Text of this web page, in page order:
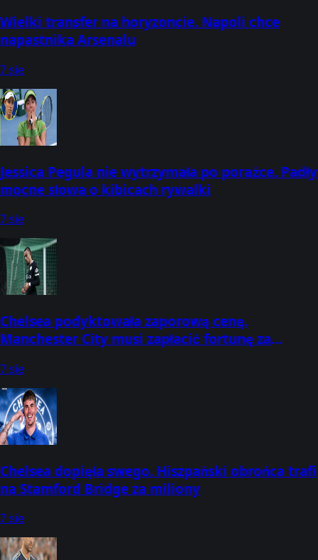
Wielki transfer na horyzoncie. Napoli chce
napastnika Arsenalu
7 sie
Jessica Pegula nie wytrzymała po porażce. Padły
mocne słowa o kibicach rywalki
7 sie
Chelsea podyktowała zaporową cenę.
Manchester City musi zapłacić fortunę za
7 sie
Chelsea dopięła swego. Hiszpański obrońca trafi
na Stamford Bridge za miliony
7 sie